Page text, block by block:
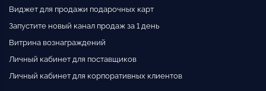
Виджет для продажи подарочных карт
Запустите новый канал продаж за 1 день
Витрина вознаграждений
Личный кабинет для поставщиков
Личный кабинет для корпоративных клиентов